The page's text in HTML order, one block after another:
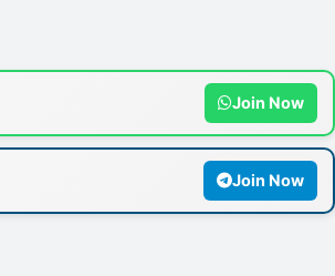
Join Now
Join Now